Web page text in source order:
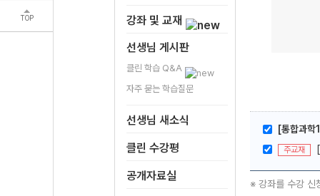
TOP
강좌 및 교재
선생님 게시판
클린 학습 Q&A
자주 묻는 학습질문
선생님 새소식
클린 수강평
공개자료실
[통합과학
주교재
※ 강좌를 수강 신